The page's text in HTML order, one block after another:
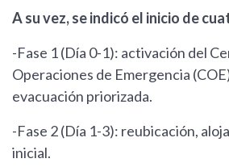
A su vez, se indicó el inicio de
-Fase 1 (Día 0-1): activación del
Operaciones de Emergencia
evacuación priorizada.
-Fase 2 (Día 1-3): reubicación,
inicial.